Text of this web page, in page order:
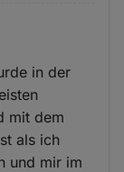
in der
mit dem
als ich
und mir im